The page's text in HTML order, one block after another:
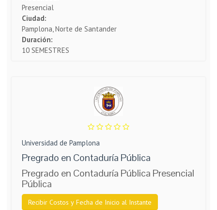
Presencial
Ciudad:
Pamplona, Norte de Santander
Duración:
10 SEMESTRES
Universidad de Pamplona
Pregrado en Contaduría Pública
Pregrado en Contaduría Pública Presencial
Pública
Recibir Costos y Fecha de Inicio al Instante